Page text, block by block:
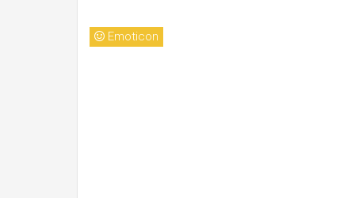
Emoticon